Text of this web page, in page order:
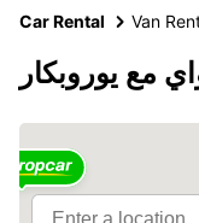
Car Rental Van
مع يوروبكار